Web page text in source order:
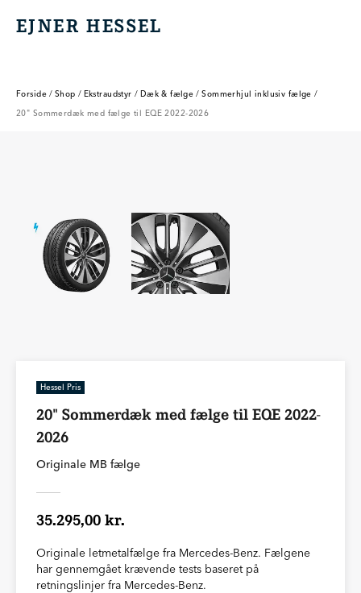
EJNER HESSEL
EJNER HESSEL
Forside / Shop / Ekstraudstyr / Dæk & fælge / Sommerhjul inklusiv fælge /
20" Sommerdæk med fælge til EQE 2022-2026
Hessel Pris
20" Sommerdæk med fælge til EQE 2022-
2026
Originale MB fælge
35.295,00 kr.
Originale letmetalfælge fra Mercedes-Benz. Fælgene
har gennemgået krævende tests baseret på
retningslinjer fra Mercedes-Benz.